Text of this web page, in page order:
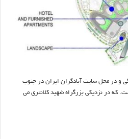
و در محل سایت آبادگران ایران در جنوب
در نزدیکی بزرگراه شهید کلانتری می